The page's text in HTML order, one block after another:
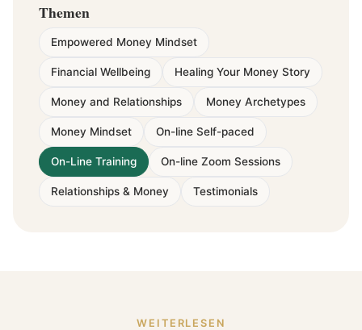
Themen
Empowered Money Mindset
Financial Wellbeing Healing Your Money Story
Money and Relationships Money Archetypes
Money Mindset On-line Self-paced
On-Line Training On-line Zoom Sessions
Relationships & Money Testimonials
WEITERLESEN